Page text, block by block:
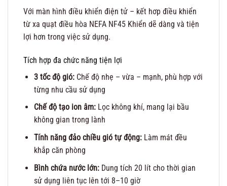
Với màn hình điều khiển điện tử – kết hơp điều khiển
từ xa quạt điều hòa NEFA NF45 Khiển dẽ dàng và tiện
lợi hơn trong việc sử dụng.
Tích hợp đa chức năng tiện lợi
3 tốc độ gió:Chế độ nhẹ – vừa – mạnh, phù hợp với
từng nhu cầu sử dụng
Chế độ tạo ion âm:Lọc không khí, mang lại bầu
không gian trong lành
Tính năng đảo chiều gió tự động:Làm mát đều
khắp căn phòng
Bình chứa nước lớn:Dung tích 20 lít cho thời gian
sử dụng liên tục lên tới 8–10 giờ